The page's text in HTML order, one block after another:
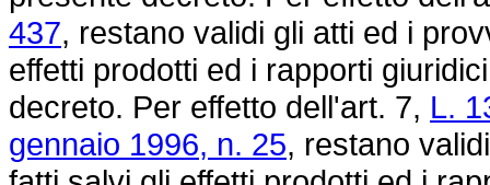
437, restano validi gli atti ed i
effetti prodotti ed i rapporti
decreto. Per effetto dell'art. 7, L.
gennaio 1996, n. 25, restano